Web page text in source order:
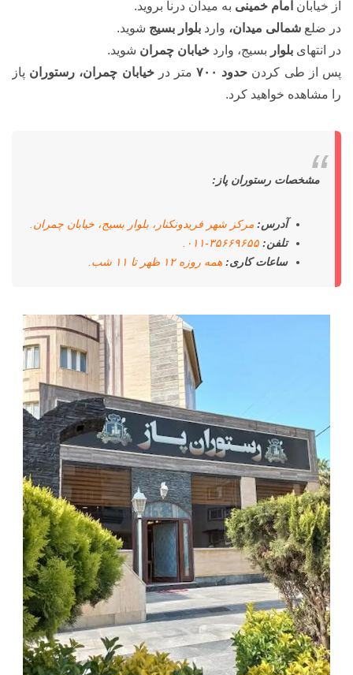
از خیابان امام خمینی به میدان درنا بروید.
در ضلع شمالی میدان، وارد بلوار بسیج شوید.
در انتهای بلوار بسیج، وارد خیابان چمران شوید.
پس از طی کردن حدود ۷۰۰ متر درخیابان چمران، رستوران پاز
را مشاهده خواهید کرد.
مشخصات رستوران پاز:
آدرس: مرکز شهر فریدونکنار، بلوار بسیج، خیابان چمران.
تلفن: ۳۵۶۶۹۶۵۵-۰۱۱.
ساعات کاری: همه روزه ۱۲ ظهر تا ۱۱ شب.